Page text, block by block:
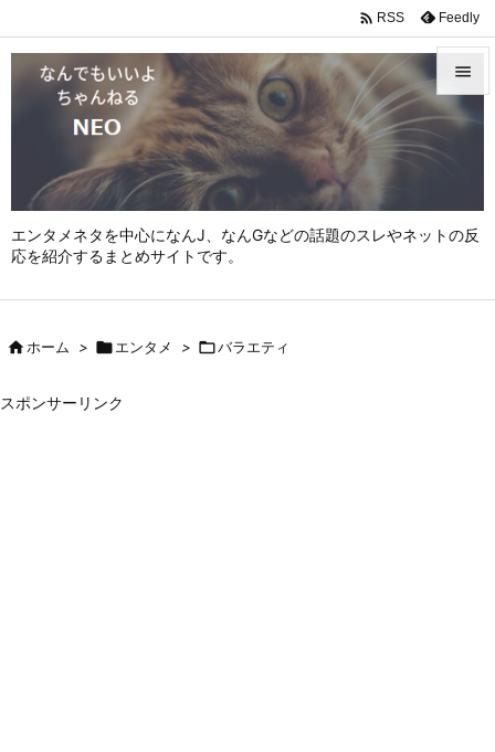
エンタメネタを中心になんJ、なんGなどの話題のスレやネットの反
応を紹介するまとめサイトです。



 RSS Feedly
ホーム > エンタメ > バラエティ
スポンサーリンク